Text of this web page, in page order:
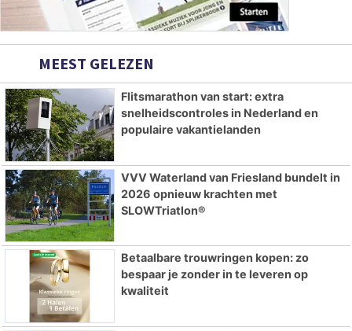
MEEST GELEZEN
Flitsmarathon van start: extra
snelheidscontroles in Nederland en
populaire vakantielanden
VVV Waterland van Friesland bundelt in
2026 opnieuw krachten met
SLOWTriatlon®
Betaalbare trouwringen kopen: zo
bespaar je zonder in te leveren op
kwaliteit